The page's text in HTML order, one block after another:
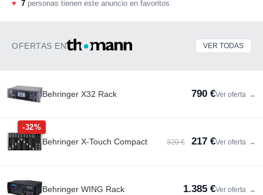
♥ 7 personas tienen este anuncio en favoritos
OFERTAS EN VER TODAS
Behringer X32 Rack 790 €Ver oferta →
-32%
Behringer X-Touch Compact 320 € 217 €Ver oferta →
Behringer WING Rack 1.385 €Ver oferta →